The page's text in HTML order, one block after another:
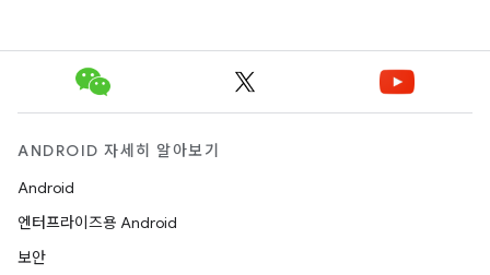
ANDROID 자세히 알아보기
Android
엔터프라이즈용 Android
보안